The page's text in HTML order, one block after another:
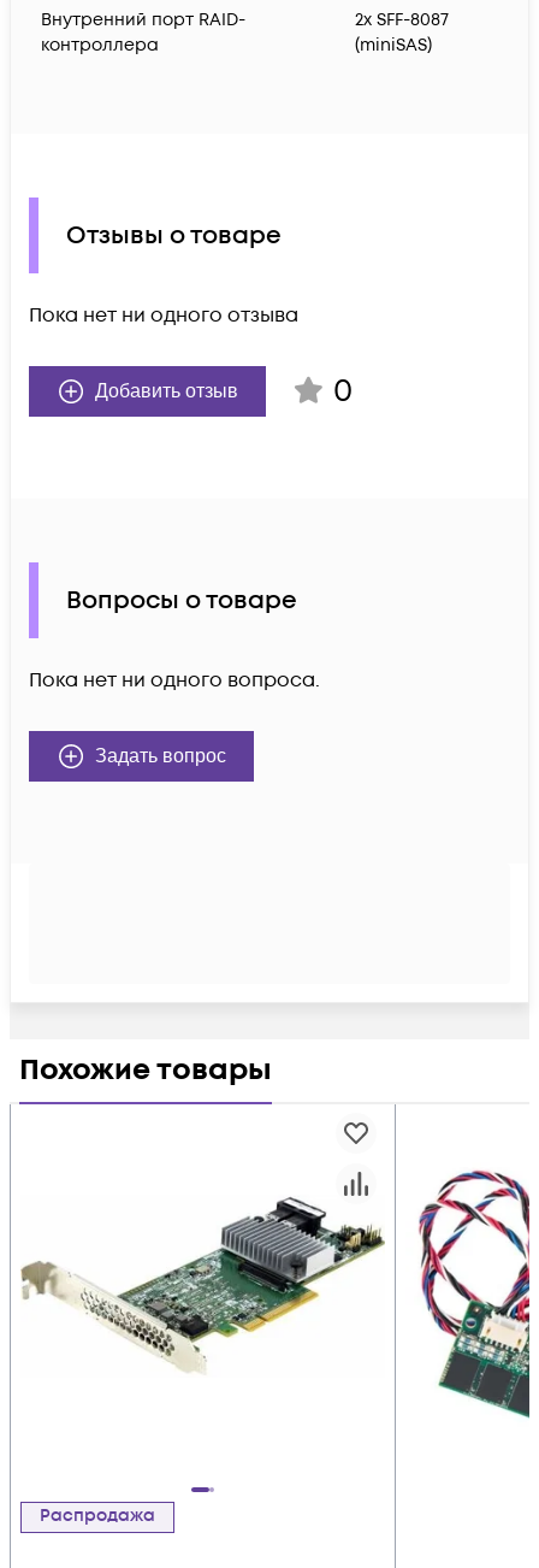
Внутренний порт RAID-
контроллера
2x SFF-8087
(miniSAS)
Отзывы о товаре
Пока нет ни одного отзыва
Добавить отзыв 0
Вопросы о товаре
Пока нет ни одного вопроса.
Задать вопрос
Похожие товары
Распродажа